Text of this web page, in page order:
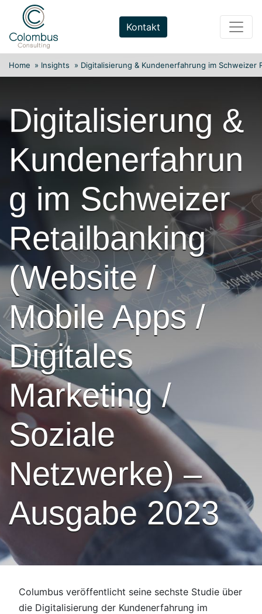
Weiter
Inhalt
Kontakt
Home » Insights » Digitalisierung & Kundenerfahrung im
Digitalisierung &
Kundenerfahrun
g im Schweizer
Retailbanking
(Website /
Mobile Apps /
Digitales
Marketing /
Soziale
Netzwerke) –
Ausgabe 2023
Columbus veröffentlicht seine sechste Studie über
die Digitalisierung der Kundenerfahrung im